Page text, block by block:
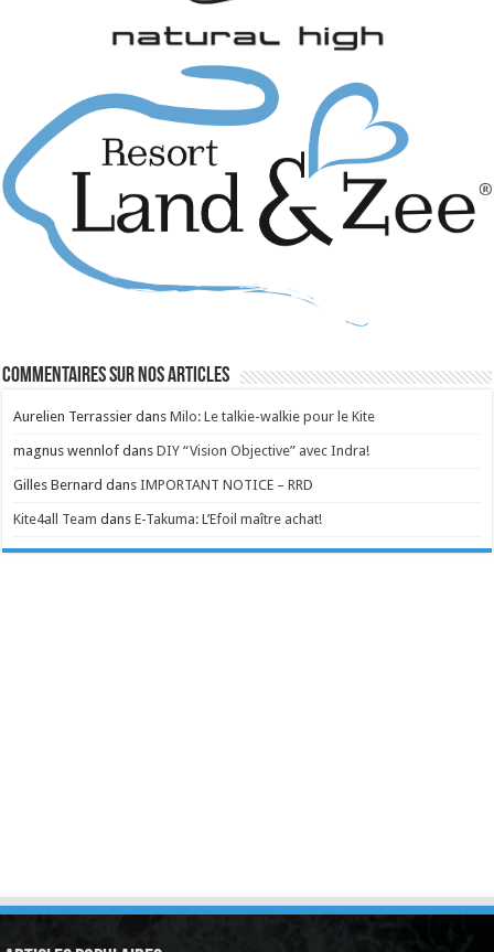
Commentaires sur nos articles
Aurelien Terrassier dansMilo: Le talkie-walkie pour le Kite
magnus wennlof dansDIY “Vision Objective” avec Indra!
Gilles Bernard dansIMPORTANT NOTICE – RRD
Kite4all Team dansE-Takuma: L’Efoil maître achat!